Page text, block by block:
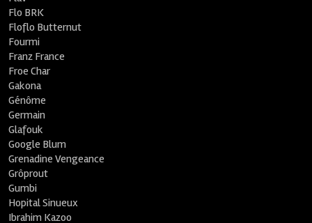
Flo BRK
Floflo Butternut
Fourmi
Franz France
Froe Char
Gakona
Génôme
Germain
Glafouk
Google Blum
Grenadine Vengeance
Grôprout
Gumbi
Hopital Sinueux
Ibrahim Kazoo